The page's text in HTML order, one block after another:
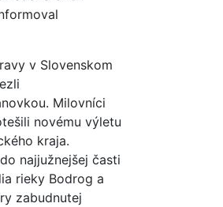
v Slovenskom
Milovníci
novému výletu
kraja.
najjužnejšej časti
rieky Bodrog a
zabudnutej